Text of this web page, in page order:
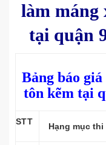
làm máng
tại quận
Bảng báo
tôn kẽm tại
STT Hạng mục